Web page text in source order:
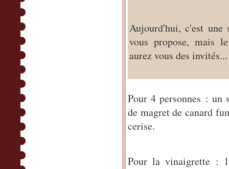
Aujourd'hui, c'est une
vous propose, mais
aurez vous des invités...
Pour 4 personnes : un
de magret de canard
cerise.
Pour la vinaigrette :